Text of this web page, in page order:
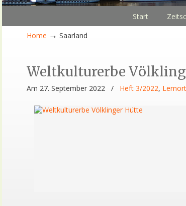
Start
Home → Saarland
Weltkulturerbe
Am 27. September 2022 / Heft 3/2022,